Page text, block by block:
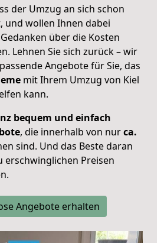
der Umzug an sich schon
und wollen Ihnen dabei
über die Kosten
Lehnen Sie sich zurück – wir
Angebote für Sie, das
mit Ihrem Umzug von Kiel
kann.
bequem und einfach
, die innerhalb von nurca.
sind. Und das Beste daran
erschwinglichen Preisen
Angebote erhalten